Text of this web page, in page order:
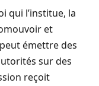
qui l’institue, la
et
émettre des
sur des
reçoit